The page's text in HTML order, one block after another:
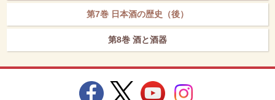
第7巻 日本酒の歴史（後）
第8巻 酒と酒器